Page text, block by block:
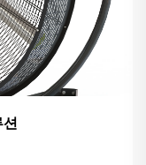
션